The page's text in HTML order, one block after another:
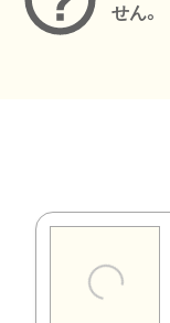
せん。